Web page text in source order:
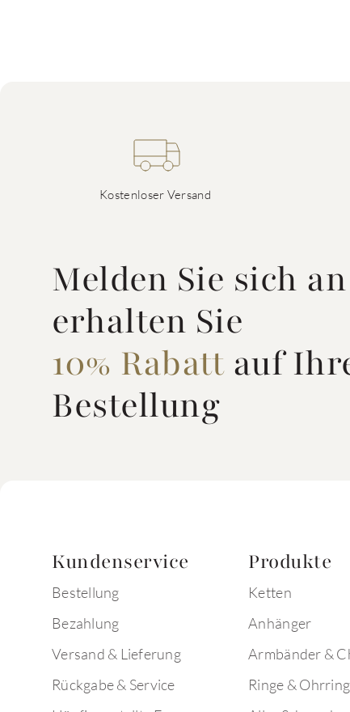
Kostenloser Versand
Melden Sie sich
erhalten Sie
10% Rabattauf
Bestellung
Kundenservice
Bestellung
Bezahlung
Versand & Lieferung
Rückgabe & Service
Produkte
Ketten
Anhänger
Armbänder &
Ringe &